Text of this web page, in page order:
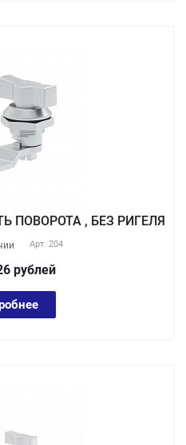
ПОВОРОТА , БЕЗ РИГЕЛЯ
Арт. 204
рублей